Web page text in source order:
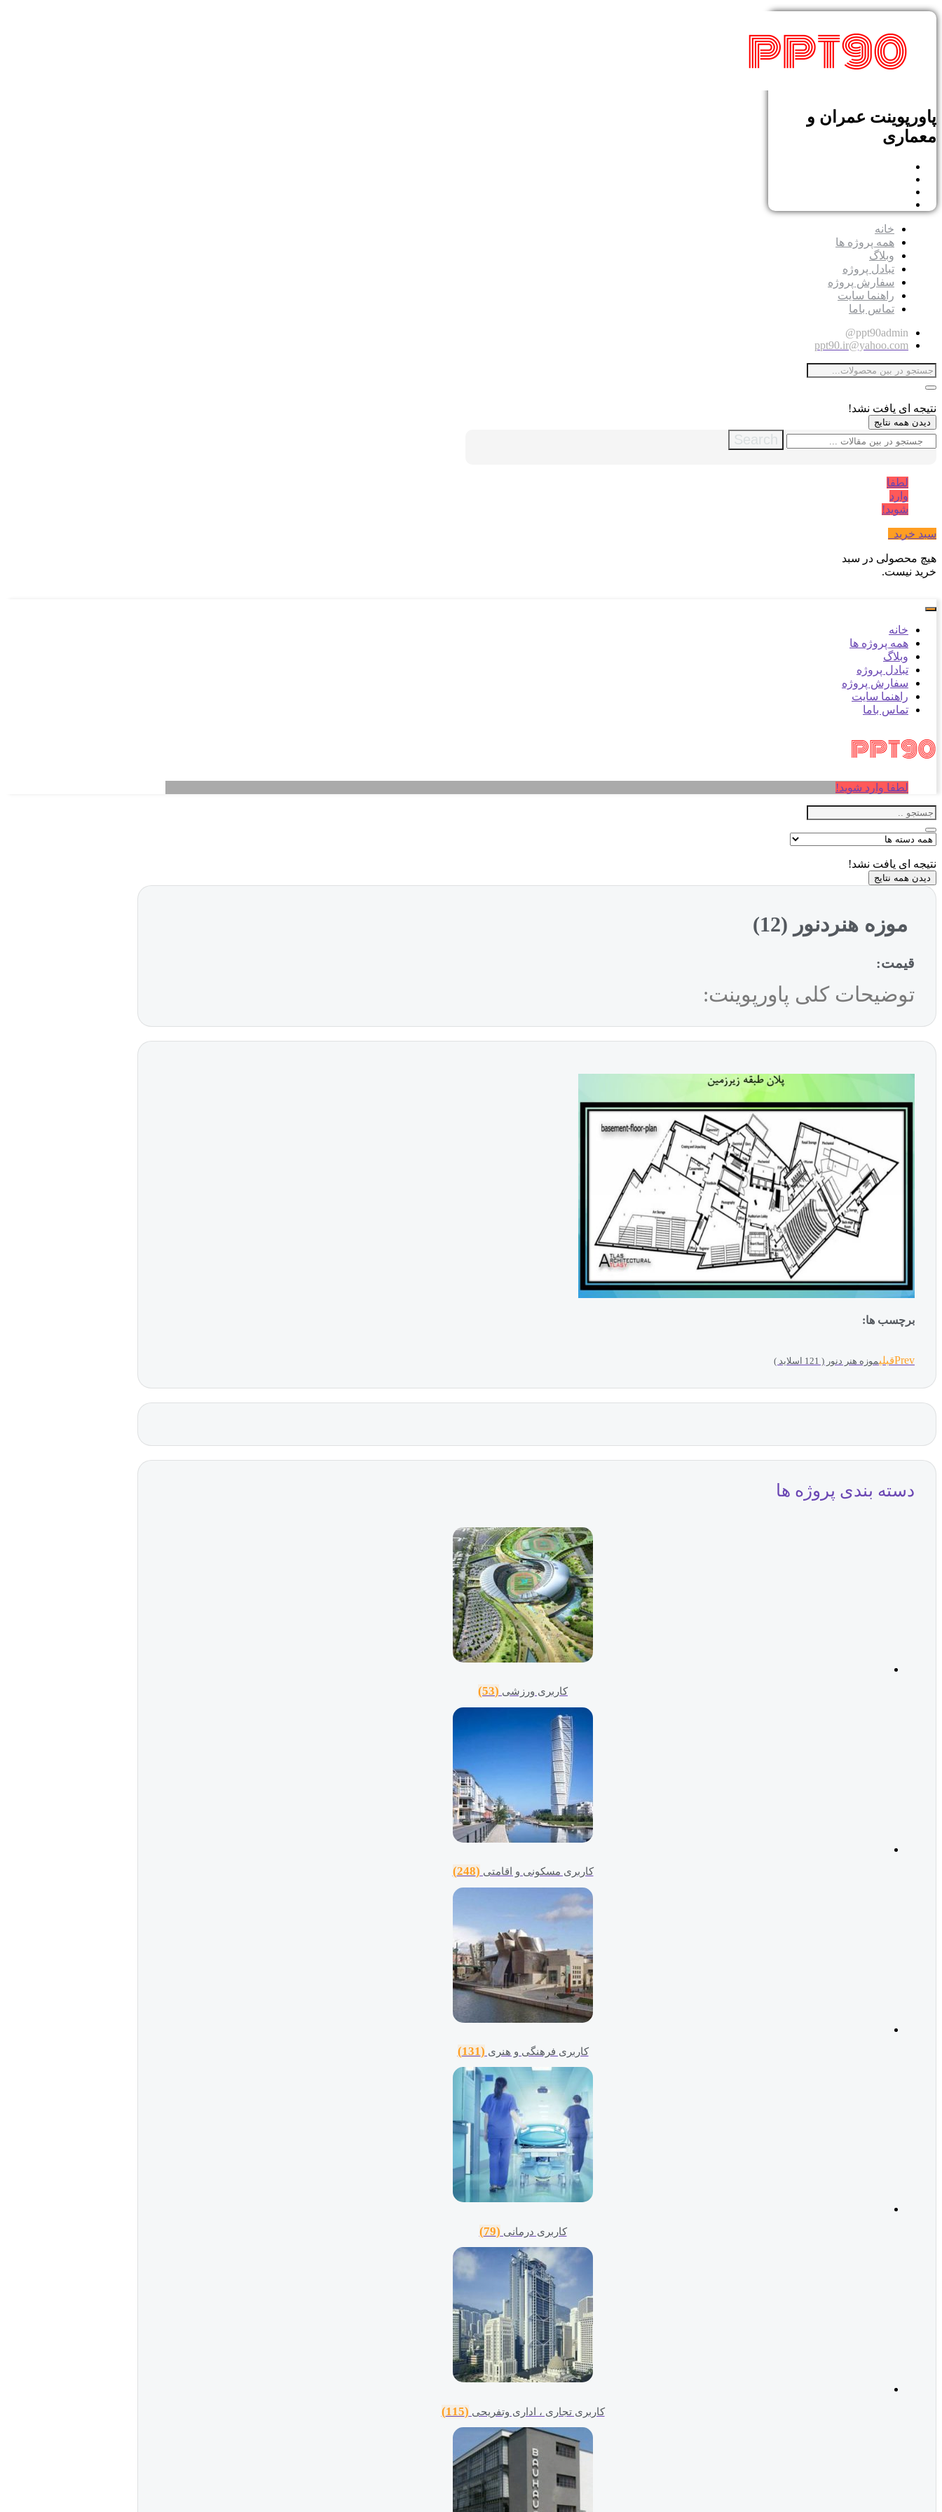
پاورپوینت عمران و
معماری
خانه
همه پروژه ها
وبلاگ
تبادل پروژه
سفارش پروژه
راهنما سایت
تماس باما
ppt90admin@
ppt90.ir@yahoo.com
نتیجه ای یافت نشد!
دیدن همه نتایج
Search
لطفا
وارد
شوید!
سبد خرید
هیچ محصولی در سبد
خرید نیست.
خانه
همه پروژه ها
وبلاگ
تبادل پروژه
سفارش پروژه
راهنما سایت
تماس باما
لطفا وارد شوید!
نتیجه ای یافت نشد!
دیدن همه نتایج
موزه هنردنور (12)
قیمت:
توضیحات کلی پاورپوینت:
برچسب ها:
Prevقبلیموزه هنر دنور ( 121 اسلاید )
دسته بندی پروژه ها
کاربری ورزشی (53)
کاربری مسکونی و اقامتی (248)
کاربری فرهنگی و هنری (131)
کاربری درمانی (79)
کاربری تجاری ، اداری وتفریحی (115)